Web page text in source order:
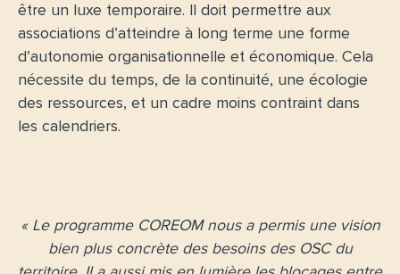
être un luxe temporaire. Il doit permettre aux
associations d’atteindre à long terme une forme
d’autonomie organisationnelle et économique. Cela
nécessite du temps, de la continuité, une écologie
des ressources, et un cadre moins contraint dans
les calendriers.
« Le programme COREOM nous a permis une vision
bien plus concrète des besoins des OSC du